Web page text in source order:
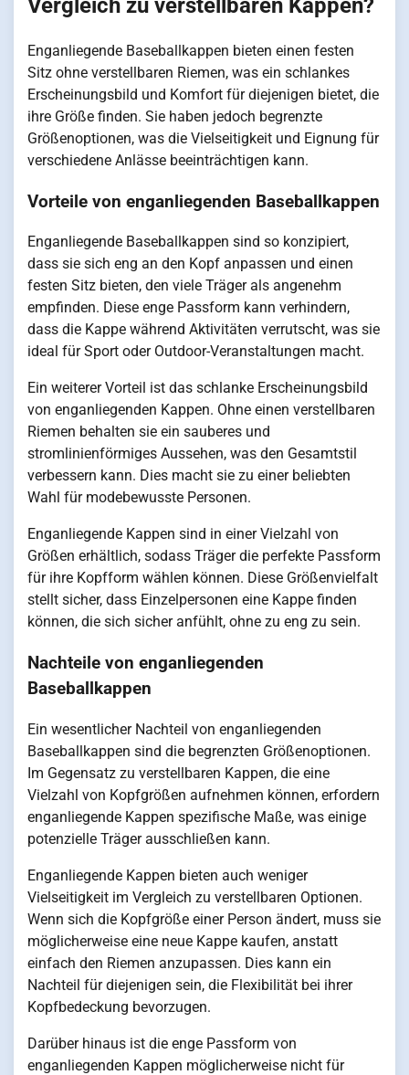
Vergleich zu verstellbaren Kappen?
Enganliegende Baseballkappen bieten einen festen
Sitz ohne verstellbaren Riemen, was ein schlankes
Erscheinungsbild und Komfort für diejenigen bietet, die
ihre Größe finden. Sie haben jedoch begrenzte
Größenoptionen, was die Vielseitigkeit und Eignung für
verschiedene Anlässe beeinträchtigen kann.
Vorteile von enganliegenden Baseballkappen
Enganliegende Baseballkappen sind so konzipiert,
dass sie sich eng an den Kopf anpassen und einen
festen Sitz bieten, den viele Träger als angenehm
empfinden. Diese enge Passform kann verhindern,
dass die Kappe während Aktivitäten verrutscht, was sie
ideal für Sport oder Outdoor-Veranstaltungen macht.
Ein weiterer Vorteil ist das schlanke Erscheinungsbild
von enganliegenden Kappen. Ohne einen verstellbaren
Riemen behalten sie ein sauberes und
stromlinienförmiges Aussehen, was den Gesamtstil
verbessern kann. Dies macht sie zu einer beliebten
Wahl für modebewusste Personen.
Enganliegende Kappen sind in einer Vielzahl von
Größen erhältlich, sodass Träger die perfekte Passform
für ihre Kopfform wählen können. Diese Größenvielfalt
stellt sicher, dass Einzelpersonen eine Kappe finden
können, die sich sicher anfühlt, ohne zu eng zu sein.
Nachteile von enganliegenden
Baseballkappen
Ein wesentlicher Nachteil von enganliegenden
Baseballkappen sind die begrenzten Größenoptionen.
Im Gegensatz zu verstellbaren Kappen, die eine
Vielzahl von Kopfgrößen aufnehmen können, erfordern
enganliegende Kappen spezifische Maße, was einige
potenzielle Träger ausschließen kann.
Enganliegende Kappen bieten auch weniger
Vielseitigkeit im Vergleich zu verstellbaren Optionen.
Wenn sich die Kopfgröße einer Person ändert, muss sie
möglicherweise eine neue Kappe kaufen, anstatt
einfach den Riemen anzupassen. Dies kann ein
Nachteil für diejenigen sein, die Flexibilität bei ihrer
Kopfbedeckung bevorzugen.
Darüber hinaus ist die enge Passform von
enganliegenden Kappen möglicherweise nicht für